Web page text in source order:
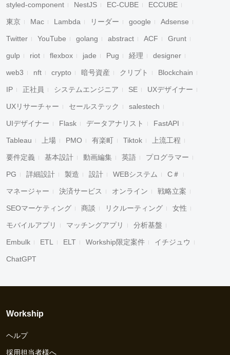
styled-component NestJS EC-CUBE ECCUBE
東京 Mac Lambda リーダー google Adsense
Twitter YouTube golang abstract ACF Grunt
gulp riot flexbox jade Pug 経理 designer
web3 nft crypto 暗号資産 クリプト Blockchain
IP 正社員 システムエンジニア SE UXデザイナー
UXリサーチャー セールステック salestech
UIデザイナー Flask データアナリスト FastAPI
Tableau 上場 PMO 有楽町 Tiktok 上流工程
要件定義 基本設計 動画編集 英語 プログラマー
PG 詳細設計 製造 設計 WEBシステム C＃
マネージャー 決済サービス オンライン 戦略立案
SEOマーケティング 商談 リクルーティング 女性
モバイルアプリ マッチングアプリ 分析基盤
Embulk ETL ELT Workship限定案件 イチジュウ
ChatGPT
Workship
ヘルプ
採用担当者様へ